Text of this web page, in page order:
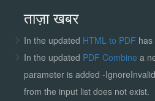
ताज़ा खबर
In the updated HTML to PDF
In the updated PDF Combine a
parameter is added -
from the input list does not exist.